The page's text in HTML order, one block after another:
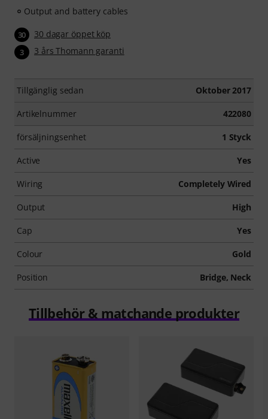
Output and battery cables
30 30 dagar öppet köp
3 3 års Thomann garanti
Tillgänglig sedan Oktober 2017
Artikelnummer 422080
försäljningsenhet 1 Styck
Active Yes
Wiring Completely Wired
Output High
Cap Yes
Colour Gold
Position Bridge, Neck
Tillbehör & matchande produkter